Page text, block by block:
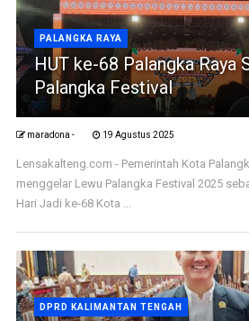
PALANGKA RAYA
HUT ke-68 Palangka Raya
Palangka Festival
maradona - 19 Agustus 2025
Lensakalteng.com - Pemerintah Kota
menggelar Lewu Palangka Festival 2025
Hari Jadi ke-68 Kota ...
DPRD KALIMANTAN TENGAH